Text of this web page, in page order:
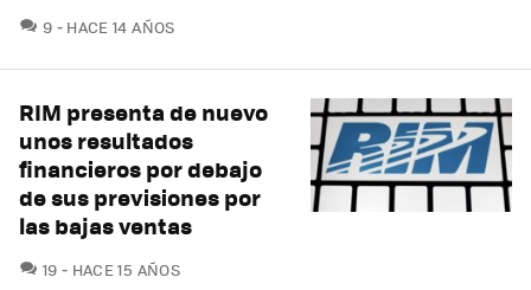
9 COMENTARIOS
HACE 14 AÑOS
RIM presenta de nuevo
unos resultados
financieros por debajo
de sus previsiones por
las bajas ventas
19 COMENTARIOS
HACE 15 AÑOS